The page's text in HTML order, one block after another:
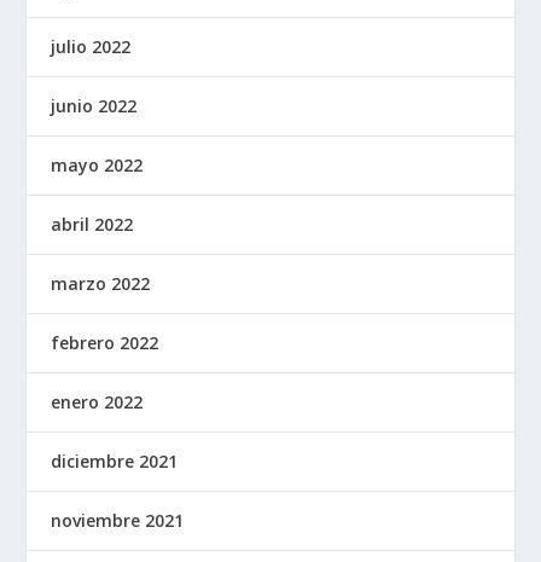
julio 2022
junio 2022
mayo 2022
abril 2022
marzo 2022
febrero 2022
enero 2022
diciembre 2021
noviembre 2021